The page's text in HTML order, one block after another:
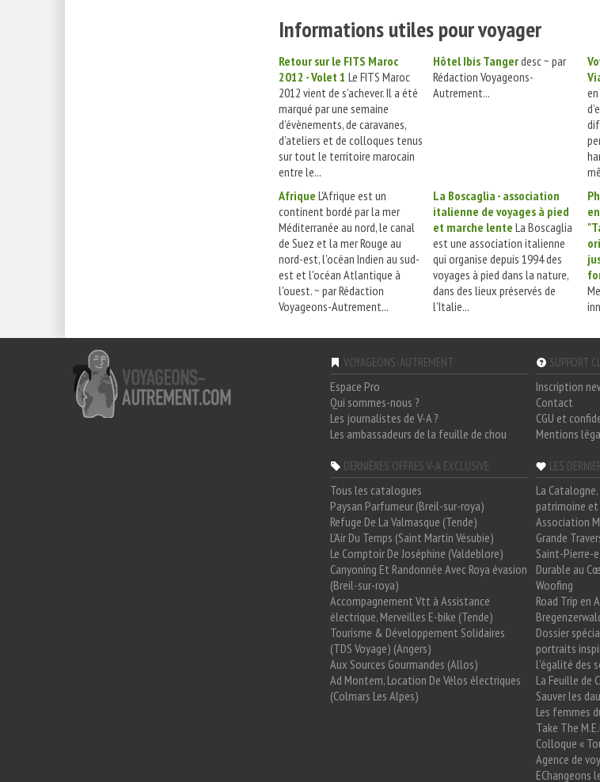
Informations utiles pour voyager
Retour sur le FITS Maroc
2012 - Volet 1 Le FITS Maroc
2012 vient de s’achever. Il a été
marqué par une semaine
d’évènements, de caravanes,
d’ateliers et de colloques tenus
sur tout le territoire marocain
entre le...
Hôtel Ibis Tangerdesc ~ par
Rédaction Voyageons-
Autrement...
Afrique L'Afrique est un
continent bordé par la mer
Méditerranée au nord, le canal
de Suez et la mer Rouge au
nord-est, l'océan Indien au sud-
est et l'océan Atlantique à
l'ouest. ~ par Rédaction
Voyageons-Autrement...
La Boscaglia - association
italienne de voyages à pied
et marche lente La Boscaglia
est une association italienne
qui organise depuis 1994 des
voyages à pied dans la nature,
dans des lieux préservés de
l'Italie...
VOYAGEONS-AUTREMENT
Espace Pro
Qui sommes-nous ?
Les journalistes de V-A ?
Les ambassadeurs de la feuille de chou
SUPPORT
Inscription
Contact
CGU et
Mentions
DERNIÈRES OFFRES V-A EXCLUSIVE
Tous les catalogues
Paysan Parfumeur (Breil-sur-roya)
Refuge De La Valmasque (Tende)
L'Air Du Temps (Saint Martin Vésubie)
Le Comptoir De Joséphine (Valdeblore)
Canyoning Et Randonnée Avec Roya évasion
(Breil-sur-roya)
Accompagnement Vtt à Assistance
électrique, Merveilles E-bike (Tende)
Tourisme & Développement Solidaires
(TDS Voyage) (Angers)
Aux Sources Gourmandes (Allos)
Ad Montem, Location De Vélos électriques
(Colmars Les Alpes)
LES
La
patrimoine
Association
Grande
Saint-Pierre-
Durable au
Woofing
Road Trip en
Dossier
portraits
l'égalité des
La Feuille de
Sauver les
Les femmes
Take The
Colloque «
Agence de
EChangeons